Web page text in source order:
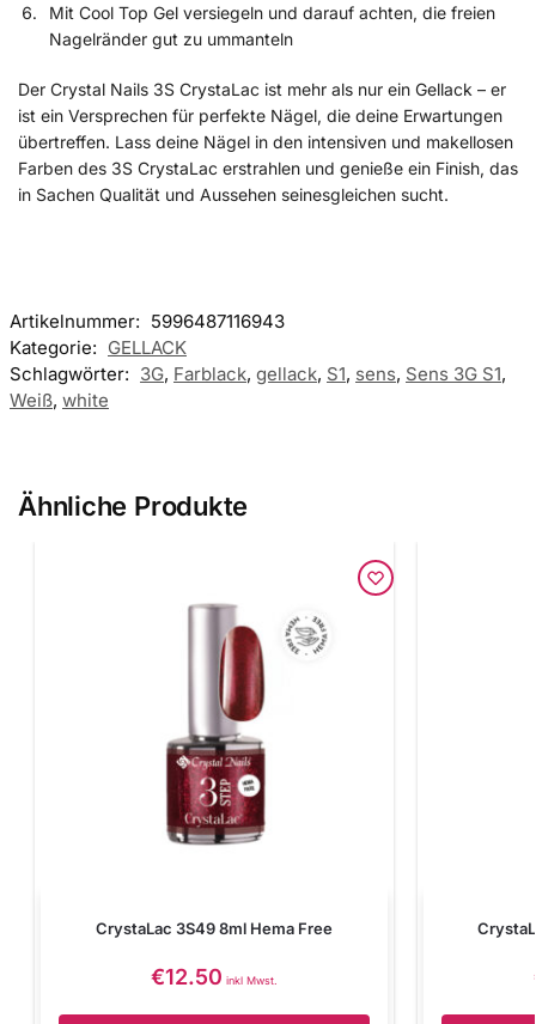
Mit Cool Top Gel versiegeln und darauf achten, die freien
Nagelränder gut zu ummanteln
Der Crystal Nails 3S CrystaLac ist mehr als nur ein Gellack – er
ist ein Versprechen für perfekte Nägel, die deine Erwartungen
übertreffen. Lass deine Nägel in den intensiven und makellosen
Farben des 3S CrystaLac erstrahlen und genieße ein Finish, das
in Sachen Qualität und Aussehen seinesgleichen sucht.
Artikelnummer: 5996487116943
Kategorie: GELLACK
Schlagwörter: 3G, Farblack, gellack, S1, sens, Sens 3G S1,
Weiß, white
Ähnliche Produkte
CrystaLac 3S49 8ml Hema Free
€12.50 inkl Mwst.